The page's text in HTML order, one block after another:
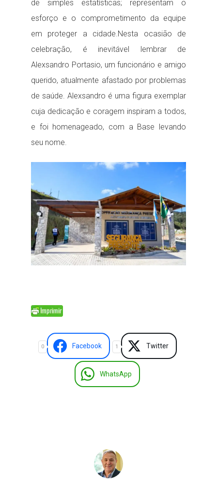
de simples estatísticas; representam o
esforço e o comprometimento da equipe
em proteger a cidade.Nesta ocasião de
celebração, é inevitável lembrar de
Alexsandro Portasio, um funcionário e amigo
querido, atualmente afastado por problemas
de saúde. Alexsandro é uma figura exemplar
cuja dedicação e coragem inspiram a todos,
e foi homenageado, com a Base levando
seu nome.
0 Facebook 1 Twitter
WhatsApp